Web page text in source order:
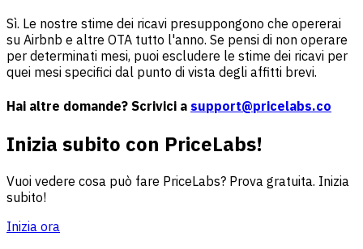
Sì. Le nostre stime dei ricavi presuppongono che opererai
su Airbnb e altre OTA tutto l'anno. Se pensi di non operare
per determinati mesi, puoi escludere le stime dei ricavi per
quei mesi specifici dal punto di vista degli affitti brevi.
Hai altre domande? Scrivici a support@pricelabs.co
Inizia subito con PriceLabs!
Vuoi vedere cosa può fare PriceLabs? Prova gratuita. Inizia
subito!
Inizia ora